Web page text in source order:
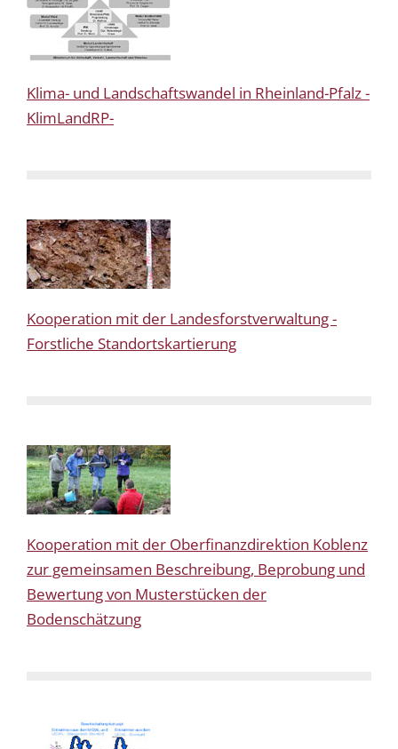
Klima- und Landschaftswandel in Rheinland-Pfalz -
KlimLandRP-
Kooperation mit der Landesforstverwaltung -
Forstliche Standortskartierung
Kooperation mit der Oberfinanzdirektion Koblenz
zur gemeinsamen Beschreibung, Beprobung und
Bewertung von Musterstücken der
Bodenschätzung